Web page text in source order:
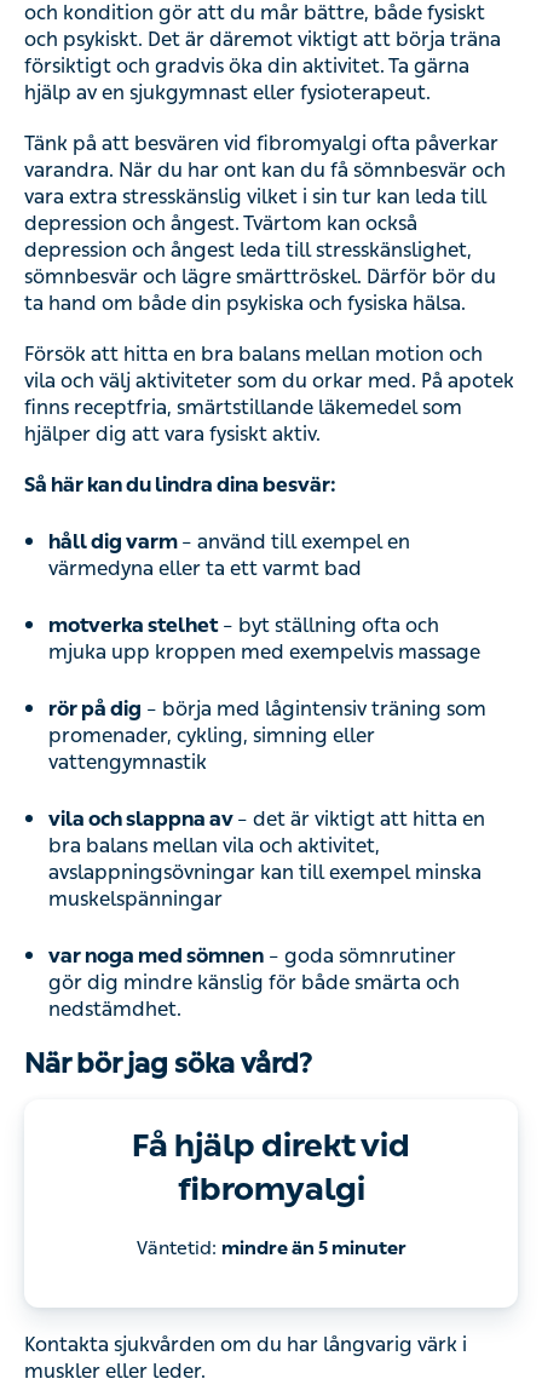
och kondition gör att du mår bättre, både fysiskt
och psykiskt. Det är däremot viktigt att börja träna
försiktigt och gradvis öka din aktivitet. Ta gärna
hjälp av en sjukgymnast eller fysioterapeut.
Tänk på att besvären vid fibromyalgi ofta påverkar
varandra. När du har ont kan du få sömnbesvär och
vara extra stresskänslig vilket i sin tur kan leda till
depression och ångest. Tvärtom kan också
depression och ångest leda till stresskänslighet,
sömnbesvär och lägre smärttröskel. Därför bör du
ta hand om både din psykiska och fysiska hälsa.
Försök att hitta en bra balans mellan motion och
vila och välj aktiviteter som du orkar med. På apotek
finns receptfria, smärtstillande läkemedel som
hjälper dig att vara fysiskt aktiv.
Så här kan du lindra dina besvär:
håll dig varm – använd till exempel en
värmedyna eller ta ett varmt bad
motverka stelhet­– byt ställning ofta och
mjuka upp kroppen med exempelvis massage
rör på dig – börja med lågintensiv träning som
promenader, cykling, simning eller
vattengymnastik
vila och slappna av – det är viktigt att hitta en
bra balans mellan vila och aktivitet,
avslappningsövningar kan till exempel minska
muskelspänningar
var noga med sömnen – goda sömnrutiner
gör dig mindre känslig för både smärta och
nedstämdhet.
När bör jag söka vård?
Få hjälp direkt vid
fibromyalgi
Väntetid: mindre än 5 minuter
Kontakta sjukvården om du har långvarig värk i
muskler eller leder.